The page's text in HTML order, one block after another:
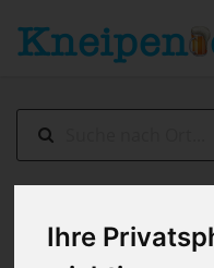
Ihre
Dresden >